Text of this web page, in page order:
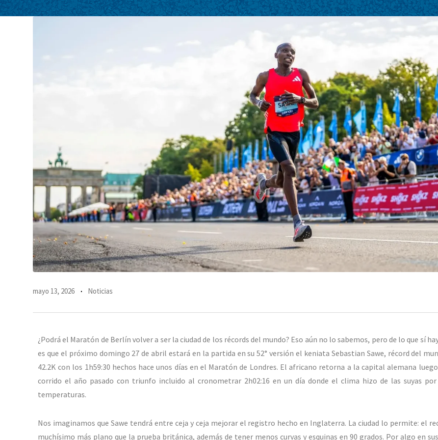
mayo 13, 2026 Noticias
¿Podrá el Maratón de Berlín volver a ser la ciudad de los récords del mundo? Eso aún no lo sabemos, pero de lo que sí
es que el próximo domingo 27 de abril estará en la partida en su 52° versión el keniata Sebastian Sawe, récord del
42.2K con los 1h59:30 hechos hace unos días en el Maratón de Londres. El africano retorna a la capital alemana
corrido el año pasado con triunfo incluido al cronometrar 2h02:16 en un día donde el clima hizo de las suyas
temperaturas.
Nos imaginamos que Sawe tendrá entre ceja y ceja mejorar el registro hecho en Inglaterra. La ciudad lo permite: el
muchísimo más plano que la prueba británica, además de tener menos curvas y esquinas en 90 grados. Por algo en